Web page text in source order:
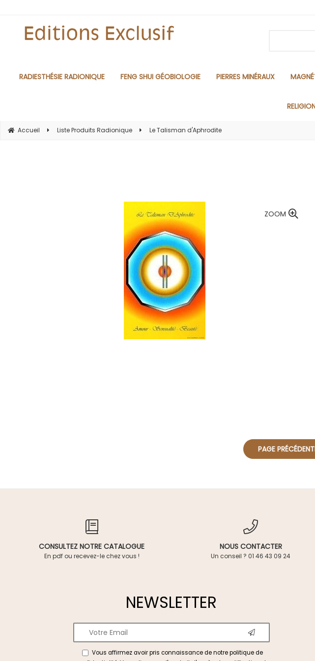
RADIESTHÉSIE RADIONIQUE FENG SHUI GÉOBIOLOGIE PIERRES MINÉRAUX
Accueil Liste Produits Radionique Le Talisman d'Aphrodite
ZOOM
CONSULTEZ NOTRE CATALOGUE
En pdf ou recevez-le chez vous !
NOUS CONTACTER
Un conseil ? 01 46 43 09 24
NEWSLETTER
Vous affirmez avoir pris connaissance de notrepolitique de